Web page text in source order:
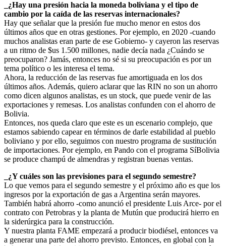
_¿Hay una presión hacia la moneda boliviana y el tipo de
cambio por la caída de las reservas internacionales?
Hay que señalar que la presión fue mucho menor en estos dos
últimos años que en otras gestiones. Por ejemplo, en 2020 -cuando
muchos analistas eran parte de ese Gobierno- y cayeron las reservas
a un ritmo de $us 1.500 millones, nadie decía nada ¿Cuándo se
preocuparon? Jamás, entonces no sé si su preocupación es por un
tema político o les interesa el tema.
Ahora, la reducción de las reservas fue amortiguada en los dos
últimos años. Además, quiero aclarar que las RIN no son un ahorro
como dicen algunos analistas, es un stock, que puede venir de las
exportaciones y remesas. Los analistas confunden con el ahorro de
Bolivia.
Entonces, nos queda claro que este es un escenario complejo, que
estamos sabiendo capear en términos de darle estabilidad al pueblo
boliviano y por ello, seguimos con nuestro programa de sustitución
de importaciones. Por ejemplo, en Pando con el programa SíBolivia
se produce champú de almendras y registran buenas ventas.
_¿Y cuáles son las previsiones para el segundo semestre?
Lo que vemos para el segundo semestre y el próximo año es que los
ingresos por la exportación de gas a Argentina serán mayores.
También habrá ahorro -como anunció el presidente Luis Arce- por el
contrato con Petrobras y la planta de Mutún que producirá hierro en
la siderúrgica para la construcción.
Y nuestra planta FAME empezará a producir biodiésel, entonces va
a generar una parte del ahorro previsto. Entonces, en global con la